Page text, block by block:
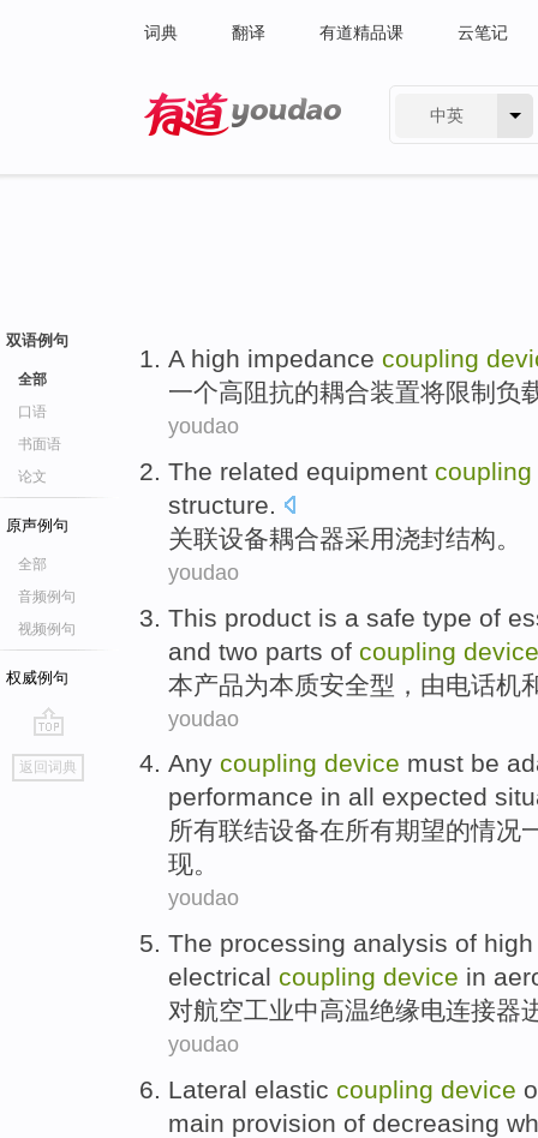
词典 翻译 有道精品课 云笔记
中英
双语例句
全部
口语
书面语
论文
原声例句
全部
音频例句
视频例句
权威例句
go
top
返回词典
A high impedance coupling
一个高阻抗的耦合装置将限制 负
youdao
The related equipment coupling
structure.
关联设备耦合器采用浇封结构。
youdao
This product is a safe type of
and two parts of coupling device
本产品为本质安全型， 由电话机
youdao
Any coupling device must be
performance in all expected
所有联结设备在所有期望的情况
现。
youdao
The processing analysis of
electrical coupling device in
对航空工业中高温绝缘电连接器
youdao
Lateral elastic coupling device
main provision of decreasing